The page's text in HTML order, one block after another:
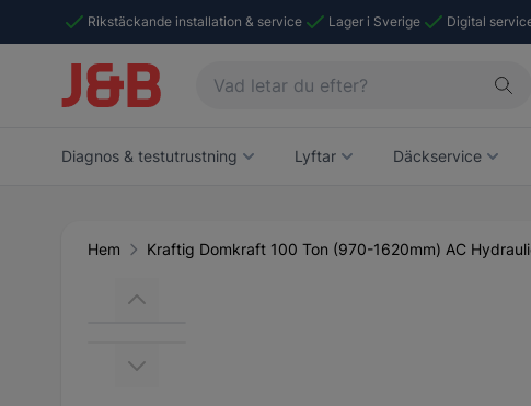
Rikstäckande installation & service Lager i Sverige Digital
Diagnos & testutrustning Lyftar Däckservice
Hem Kraftig Domkraft 100 Ton (970-1620mm) AC